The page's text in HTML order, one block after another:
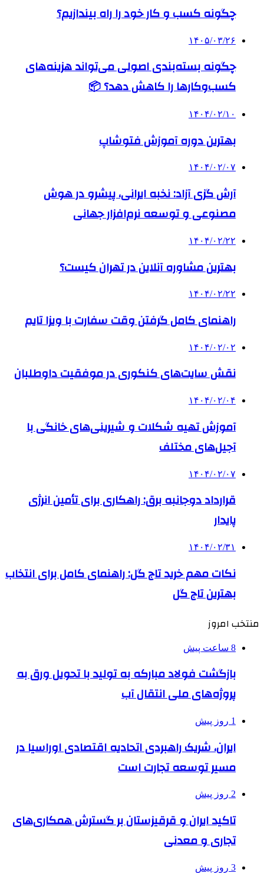
چگونه کسب و کار خود را راه بیندازیم؟
۱۴۰۵/۰۳/۲۶
چگونه بسته‌بندی اصولی می‌تواند هزینه‌های
کسب‌وکارها را کاهش دهد؟ 📦
۱۴۰۴/۰۲/۱۰
بهترین دوره آموزش فتوشاپ
۱۴۰۴/۰۲/۰۷
آرش گزی آزاد: نخبه ایرانی، پیشرو در هوش
مصنوعی و توسعه نرم‌افزار جهانی
۱۴۰۴/۰۲/۲۲
بهترین مشاوره آنلاین در تهران کیست؟
۱۴۰۴/۰۲/۲۲
راهنمای کامل گرفتن وقت سفارت با ویزا تایم
۱۴۰۴/۰۲/۰۲
نقش سایت‌های کنکوری در موفقیت داوطلبان
۱۴۰۴/۰۲/۰۴
آموزش تهیه شکلات و شیرینی‌های خانگی با
آجیل‌های مختلف
۱۴۰۴/۰۲/۰۷
قرارداد دوجانبه برق: راهکاری برای تأمین انرژی
پایدار
۱۴۰۴/۰۲/۳۱
نکات مهم خرید تاج گل: راهنمای کامل برای انتخاب
بهترین تاج گل
منتخب امروز
8 ساعت پیش
بازگشت فولاد مبارکه به تولید با تحویل ورق به
پروژه‌های ملی انتقال آب
1 روز پیش
ایران، شریک راهبردی اتحادیه اقتصادی اوراسیا در
مسیر توسعه تجارت است
2 روز پیش
تاکید ایران و قرقیزستان بر گسترش همکاری‌های
تجاری و معدنی
3 روز پیش